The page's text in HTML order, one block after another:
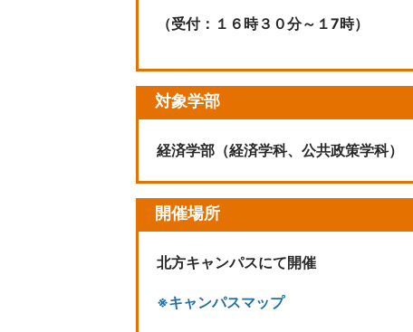
（受付：１６時３０分～１7時）
対象学部
経済学部（経済学科、公共政策学科）
開催場所
北方キャンパスにて開催
※キャンパスマップ